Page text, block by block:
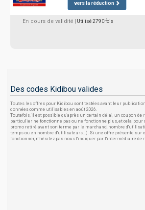
vers la réduction
En cours de validité | Utilisé 2790 fois
Des codes Kidibou valides
Toutes les offres pour Kidibou sont testées avant leur
données comme utilisables en août 2026.
Toutefois, il est possible qu'après un certain délai, un coupon de
particulier ne fonctionne pas ou ne fonctionne plus, et cela, pour
promo retiré avant son terme par le marchand, nombre
temps ou en nombre d'utilisateurs...). Si une offre présente sur
fonctionner, n'hésitez pas nous l'indiquer par l'intermédiaire de